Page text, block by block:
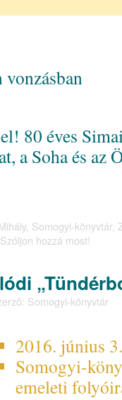
80 éves
a Soha és az
, Somogyi-könyvtár,
Szóljon hozzá most!
Somogyi-könyvtár
2016. június
Somogyi-
emeleti